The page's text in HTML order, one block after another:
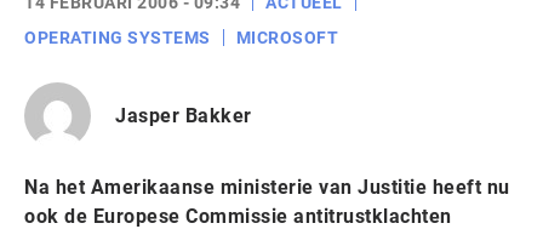
OPERATING SYSTEMS
MICROSOFT
Jasper Bakker
Na het Amerikaanse ministerie van Justitie heeft nu
ook de Europese Commissie antitrustklachten